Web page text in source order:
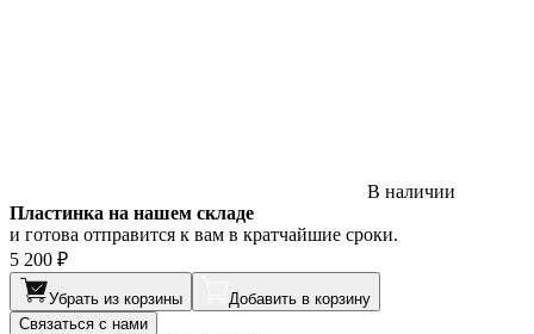
В наличии
Пластинка на нашем складе
и готова отправится к вам в кратчайшие сроки.
5 200 ₽
Убрать из корзины
Добавить в корзину
Связаться с нами